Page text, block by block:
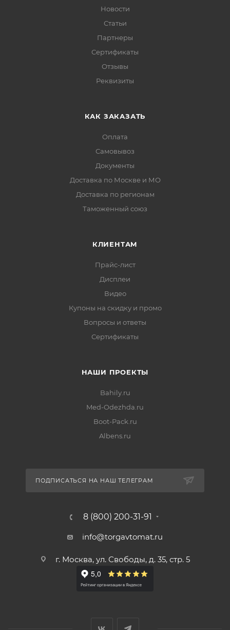
Новости
Статьи
Партнеры
Сертификаты
Отзывы
Реквизиты
КАК ЗАКАЗАТЬ
Оплата
Самовывоз
Документы
Доставка по Москве и МО
Доставка по регионам
Таможенный союз
КЛИЕНТАМ
Прайс-лист
Дисплеи
Видео
Купоны на скидку и промо
Вопросы и ответы
Сертификаты
НАШИ ПРОЕКТЫ
Bahily.ru
Med-Odezhda.ru
Boot-Pack.ru
Albens.ru
ПОДПИСАТЬСЯ НА НАШ ТЕЛЕГРАМ
8 (800) 200-31-91
info@torgavtomat.ru
г. Москва, ул. Свободы, д. 35, стр. 5